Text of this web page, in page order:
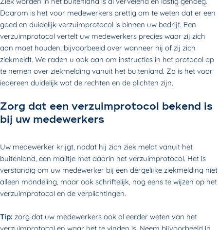
Daarom is het voor medewerkers prettig om te weten dat er een
goed en duidelijk verzuimprotocol is binnen uw bedrijf. Een
verzuimprotocol vertelt uw medewerkers precies waar zij zich
aan moet houden, bijvoorbeeld over wanneer hij of zij zich
ziekmeldt. We raden u ook aan om instructies in het protocol op
te nemen over ziekmelding vanuit het buitenland. Zo is het voor
iedereen duidelijk wat de rechten en de plichten zijn.
Zorg dat een verzuimprotocol bekend is
bij uw medewerkers
Uw medewerker krijgt, nadat hij zich ziek meldt vanuit het
buitenland, een mailtje met daarin het verzuimprotocol. Het is
verstandig om uw medewerker bij een dergelijke ziekmelding niet
alleen mondeling, maar ook schriftelijk, nog eens te wijzen op het
verzuimprotocol en de verplichtingen.
Tip: zorg dat uw medewerkers ook al eerder weten van het